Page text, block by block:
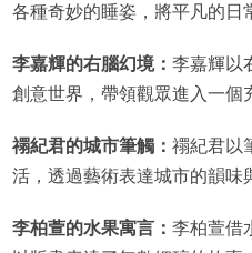
各種奇妙的睡姿，將平凡的日
李嘉輝的右腦幻境： 李嘉輝以
創意世界，帶領觀眾進入一個
禤紀君的城市筆觸： 禤紀君以
活，透過藝術表達城市的韻味
李柏萱的水果寓言： 李柏萱借